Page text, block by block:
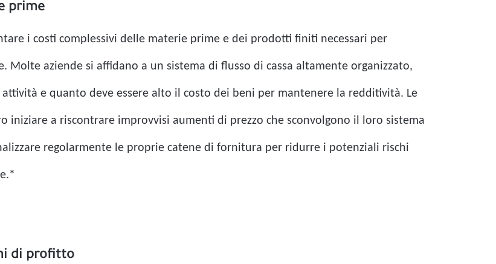
prime
i costi complessivi delle materie prime e dei prodotti finiti necessari per
Molte aziende si affidano a un sistema di flusso di cassa altamente organizzato,
e quanto deve essere alto il costo dei beni per mantenere la redditività. Le
a riscontrare improvvisi aumenti di prezzo che sconvolgono il loro sistema
regolarmente le proprie catene di fornitura per ridurre i potenziali rischi
di profitto